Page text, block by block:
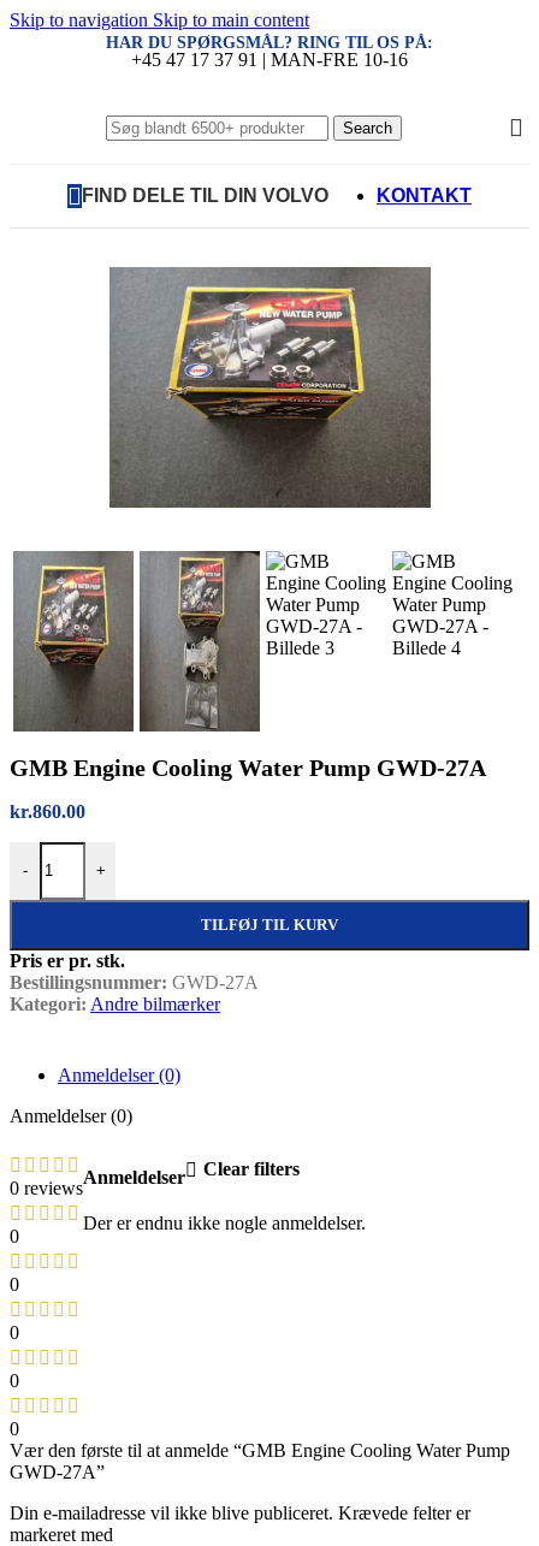
Skip to navigation Skip to main content
HAR DU SPØRGSMÅL? RING TIL OS PÅ:
+45 47 17 37 91 | MAN-FRE 10-16
Search
FIND DELE TIL DIN VOLVO KONTAKT
GMB Engine Cooling Water Pump GWD-27A
kr.860.00
-
GMB Engine Cooling Water Pump GWD-27A antal
+
TILFØJ TIL KURV
Pris er pr. stk.
Bestillingsnummer: GWD-27A
Kategori: Andre bilmærker
Anmeldelser (0)
Anmeldelser (0)
0 reviews
0
0
0
0
0
Anmeldelser Clear filters
Der er endnu ikke nogle anmeldelser.
Vær den første til at anmelde “GMB Engine Cooling Water Pump
GWD-27A”
Din e-mailadresse vil ikke blive publiceret. Krævede felter er
markeret med